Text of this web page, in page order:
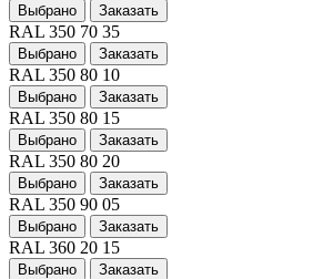
Выбрано Заказать
RAL 350 70 35
Выбрано Заказать
RAL 350 80 10
Выбрано Заказать
RAL 350 80 15
Выбрано Заказать
RAL 350 80 20
Выбрано Заказать
RAL 350 90 05
Выбрано Заказать
RAL 360 20 15
Выбрано Заказать